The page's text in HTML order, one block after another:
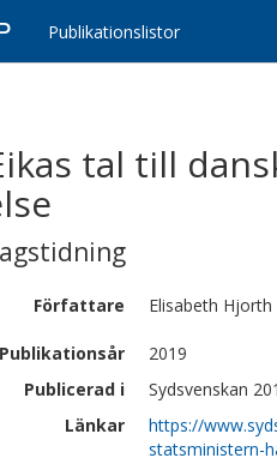
Publikationslistor
tal till
Författare Elisabeth Hjorth
Publikationsår
2019
Publicerad i
Sydsvenskan
Länkar
https://
statsministern-